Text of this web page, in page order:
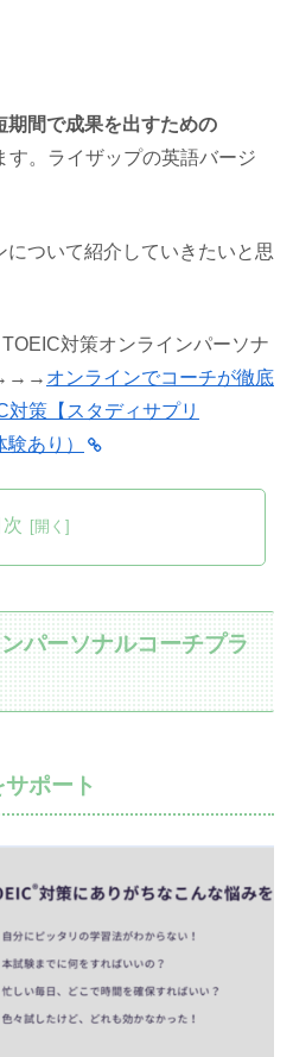
期間で成果を出すための
す。ライザップの英語バージ
について紹介していきたいと思
対策オンラインパーソナ
→→→ オンラインでコーチが徹底
策【スタディサプリ
あり）
次
パーソナルコーチプラ
ポート